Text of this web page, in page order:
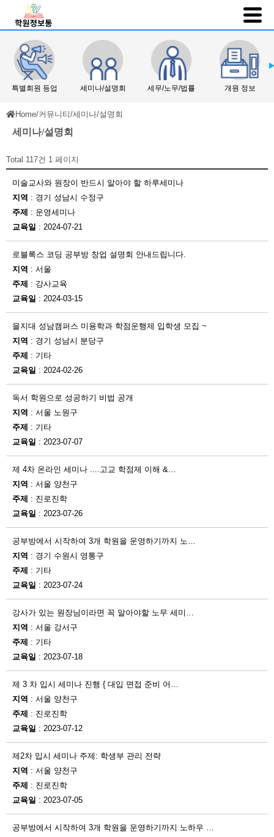
특별회원 등업 세미나/설명회 세무/노무/법률 개원 정보
Home/커뮤니티/세미나/설명회
세미나/설명회
Total 117건 1 페이지
미술교사와 원장이 반드시 알아야 할 하루세미나
지역 : 경기 성남시 수정구
주제 : 운영세미나
교육일 : 2024-07-21
로블록스 코딩 공부방 창업 설명회 안내드립니다.
지역 : 서울
주제 : 강사교육
교육일 : 2024-03-15
을지대 성남캠퍼스 미용학과 학점운행제 입학생 모집 ~
지역 : 경기 성남시 분당구
주제 : 기타
교육일 : 2024-02-26
독서 학원으로 성공하기 비법 공개
지역 : 서울 노원구
주제 : 기타
교육일 : 2023-07-07
제 4차 온라인 세미나 ....고교 학점제 이해 &…
지역 : 서울 양천구
주제 : 진로진학
교육일 : 2023-07-26
공부방에서 시작하여 3개 학원을 운영하기까지 노…
지역 : 경기 수원시 영통구
주제 : 기타
교육일 : 2023-07-24
강사가 있는 원장님이라면 꼭 알아야할 노무 세미…
지역 : 서울 강서구
주제 : 기타
교육일 : 2023-07-18
제 3 차 입시 세미나 진행 { 대입 면접 준비 어…
지역 : 서울 양천구
주제 : 진로진학
교육일 : 2023-07-12
제2차 입시 세미나 주제: 학생부 관리 전략
지역 : 서울 양천구
주제 : 진로진학
교육일 : 2023-07-05
공부방에서 시작하여 3개 학원을 운영하기까지 노하우 …